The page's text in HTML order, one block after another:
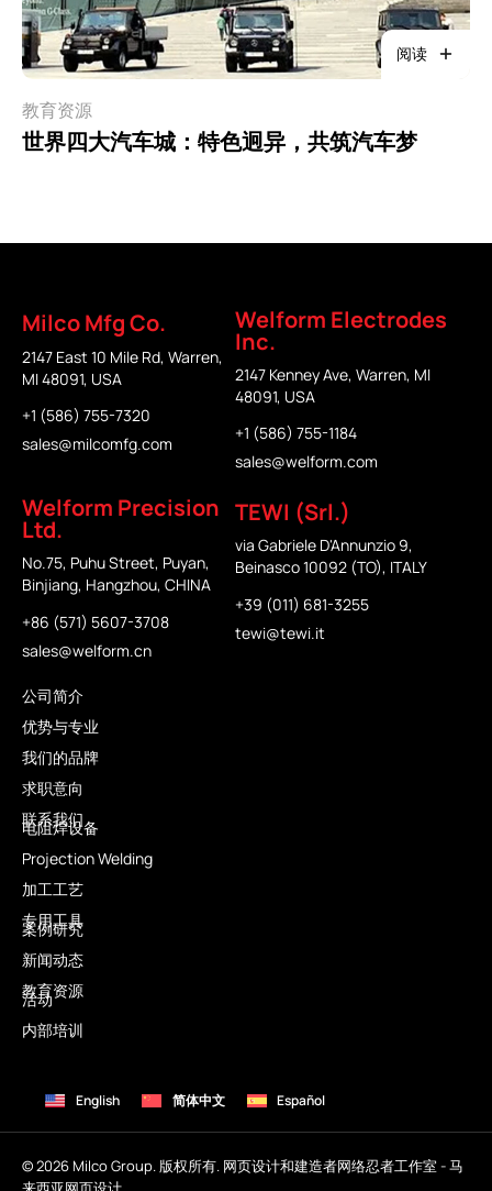
阅读
教育资源
世界四大汽车城：特色迥异，共筑汽车梦
Milco Mfg Co.
2147 East 10 Mile Rd, Warren,
MI 48091, USA
+1 (586) 755-7320
sales@milcomfg.com
Welform Electrodes
Inc.
2147 Kenney Ave, Warren, MI
48091, USA
+1 (586) 755-1184
sales@welform.com
Welform Precision
Ltd.
No.75, Puhu Street, Puyan,
Binjiang, Hangzhou, CHINA
+86 (571) 5607-3708
sales@welform.cn
TEWI (Srl.)
via Gabriele D'Annunzio 9,
Beinasco 10092 (TO), ITALY
+39 (011) 681-3255
tewi@tewi.it
公司简介
优势与专业
我们的品牌
求职意向
联系我们
电阻焊设备
Projection Welding
加工工艺
专用工具
案例研究
新闻动态
教育资源
活动
内部培训
English 简体中文 Español
© 2026 Milco Group. 版权所有. 网页设计和建造者网络忍者工作室 -马